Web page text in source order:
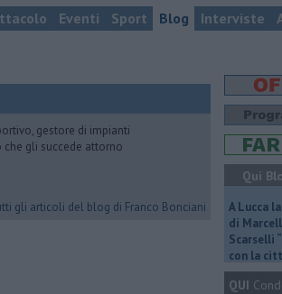
Eventi Sport Blog Interviste
gestore di impianti
gli succede attorno
gli articoli del blog di Franco Bonciani
Qui
A Lucca
di
Scarselli
con la
QUI